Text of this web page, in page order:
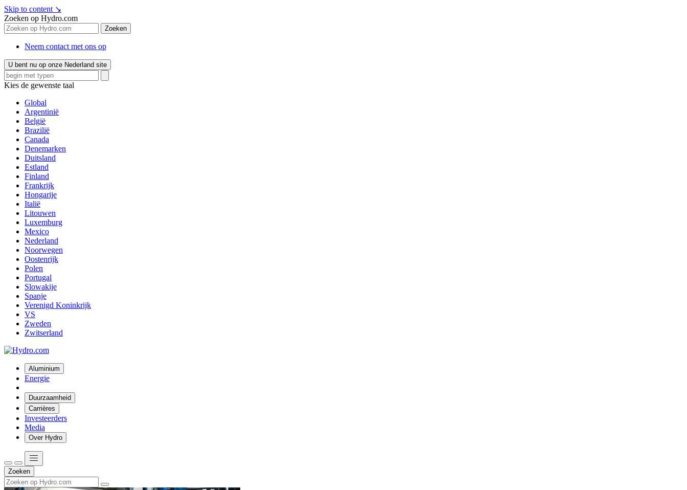
Skip to content ↘
Zoeken op Hydro.com
Zoeken
Neem contact met ons op
U bent nu op onze Nederland site
Kies de gewenste taal
Global
Argentinië
België
Brazilië
Canada
Denemarken
Duitsland
Estland
Finland
Frankrijk
Hongarije
Italië
Litouwen
Luxemburg
Mexico
Nederland
Noorwegen
Oostenrijk
Polen
Portugal
Slowakije
Spanje
Verenigd Koninkrijk
VS
Zweden
Zwitserland
Aluminium
Energie
Duurzaamheid
Carrières
Investeerders
Media
Over Hydro
Zoeken